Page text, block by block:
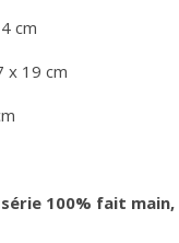
cm
x 19 cm
100% fait main,